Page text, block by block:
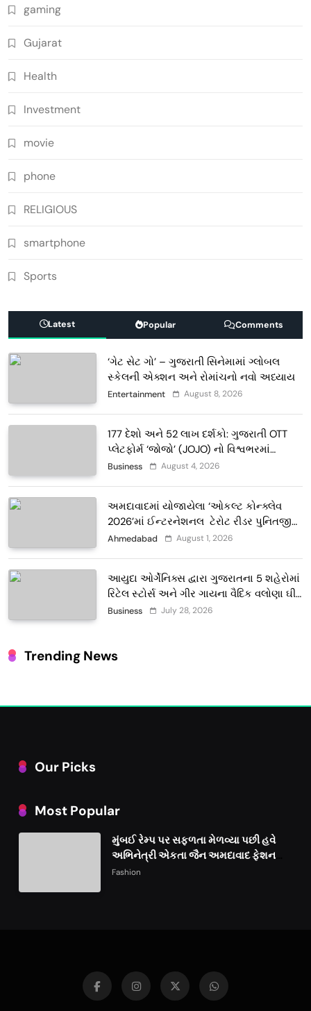
gaming
Gujarat
Health
Investment
movie
phone
RELIGIOUS
smartphone
Sports
Latest Popular Comments
‘ગેટ સેટ ગો’ – ગુજરાતી સિનેમામાં ગ્લોબલ
સ્કેલની એક્શન અને રોમાંચનો નવો અધ્યાય
Entertainment August 8, 2026
177 દેશો અને 52 લાખ દર્શકો: ગુજરાતી OTT
પ્લેટફોર્મ ‘જોજો’ (JOJO) નો વિશ્વભરમાં
દબદબો
Business August 4, 2026
અમદાવાદમાં યોજાયેલા ‘ઓકલ્ટ કોન્ક્લેવ
2026’માં ઈન્ટરનેશનલ ટેરોટ રીડર પુનિતજી
લુલ્લા એ ટેરોટ કાર્ડ રીડિંગ અંગે માહિતી આપી
Ahmedabad August 1, 2026
આયુદા ઓર્ગેનિક્સ દ્વારા ગુજરાતના 5 શહેરોમાં
રિટેલ સ્ટોર્સ અને ગીર ગાયના વૈદિક વલોણા ઘી-
દૂધની શુદ્ધ સેવાઓ સાથે વ્યાપક વિસ્તરણ
Business July 28, 2026
Trending News
Our Picks
Most Popular
મુંબઈ રેમ્પ પર સફળતા મેળવ્યા પછી હવે
અભિનેત્રી એકતા જૈન અમદાવાદ ફેશન
વીકમાં પોતાની પ્રતિભા પ્રદર્શિત કરશે
Fashion